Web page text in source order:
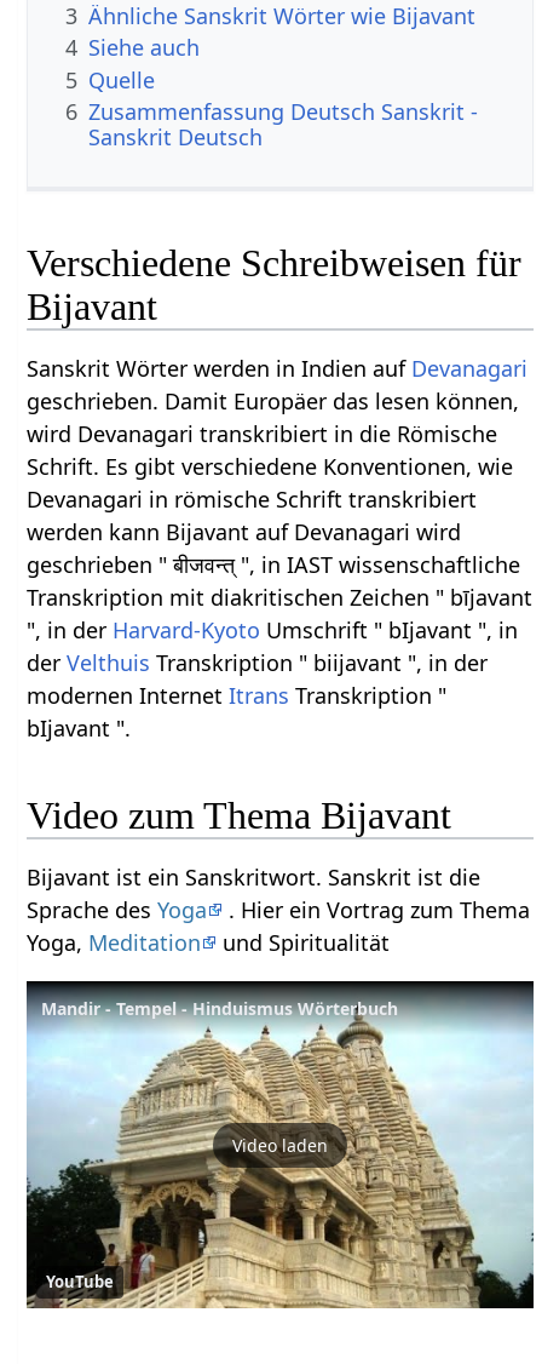
3 Ähnliche Sanskrit Wörter wie Bijavant
4 Siehe auch
5 Quelle
6 Zusammenfassung Deutsch Sanskrit -
Sanskrit Deutsch
Verschiedene Schreibweisen für
Bijavant
Sanskrit Wörter werden in Indien auf Devanagari
geschrieben. Damit Europäer das lesen können,
wird Devanagari transkribiert in die Römische
Schrift. Es gibt verschiedene Konventionen, wie
Devanagari in römische Schrift transkribiert
werden kann Bijavant auf Devanagari wird
geschrieben " बीजवन्त् ", in IAST wissenschaftliche
Transkription mit diakritischen Zeichen " bījavant
", in der Harvard-Kyoto Umschrift " bIjavant ", in
derVelthuis Transkription " biijavant ", in der
modernen InternetItrans Transkription "
bIjavant ".
Video zum Thema Bijavant
Bijavant ist ein Sanskritwort. Sanskrit ist die
Sprache desYoga
. Hier ein Vortrag zum Thema
Yoga, Meditation und Spiritualität
Mandir - Tempel - Hinduismus Wörterbuch
Video laden
YouTube